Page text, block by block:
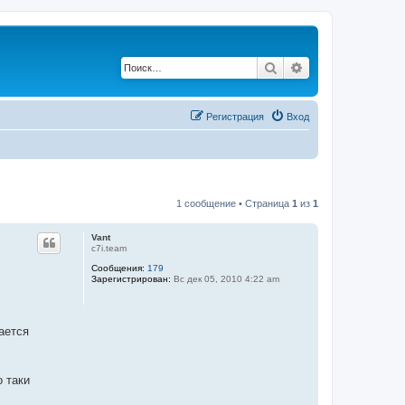
Поиск
Вход
Регистрация
1 сообщение • Страница 1 из 1
Vant
c7i.team
Сообщения: 179
Зарегистрирован: Вс дек 05, 2010 4:22 am
таки